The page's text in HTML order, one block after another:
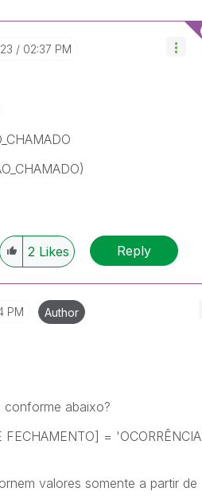
02:37 PM
2 Likes Reply
PM Author
abaixo?
= 'OCORRÊNCIA
valores somente a partir de